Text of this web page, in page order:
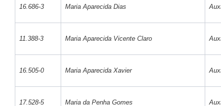
16.686-3 Maria Aparecida Dias
11.388-3 Maria Aparecida Vicente Claro
16.505-0 Maria Aparecida Xavier
17.528-5 Maria da Penha Gomes